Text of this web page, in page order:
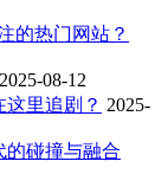
的热门网站？
2025-08-12
里追剧？ 2025-
的碰撞与融合